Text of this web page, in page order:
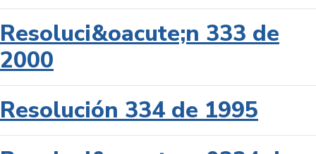
Resoluci&oacute;n 333 de
2000
Resolución 334 de 1995